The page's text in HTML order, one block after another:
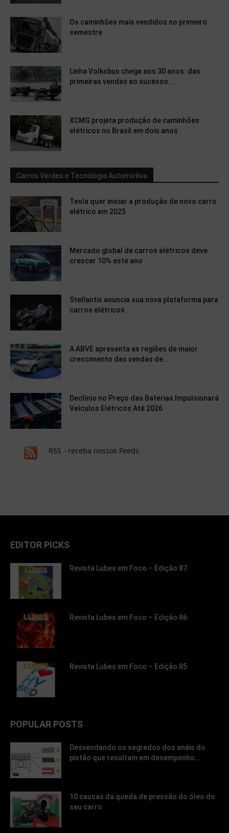
Os caminhões mais vendidos no primeiro
semestre
Linha Volksbus chega aos 30 anos: das
primeiras vendas ao sucesso...
XCMG projeta produção de caminhões
elétricos no Brasil em dois anos
Carros Verdes e Tecnologia Automotiva
Tesla quer iniciar a produção de novo carro
elétrico em 2025
Mercado global de carros elétricos deve
crescer 10% este ano
Stellantis anuncia sua nova plataforma para
carros elétricos
A ABVE apresenta as regiões de maior
crescimento das vendas de...
Declínio no Preço das Baterias Impulsionará
Veículos Elétricos Até 2026
RSS - receba nossos Feeds
EDITOR PICKS
Revista Lubes em Foco – Edição 87
Revista Lubes em Foco – Edição 86
Revista Lubes em Foco – Edição 85
POPULAR POSTS
Desvendando os segredos dos anéis do
pistão que resultam em desempenho...
10 causas da queda de pressão do óleo do
seu carro